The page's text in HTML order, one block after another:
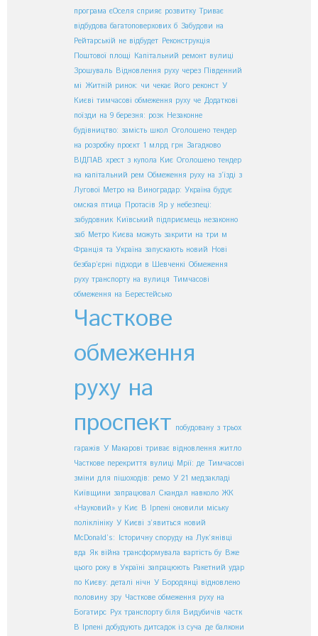
програма єОселя сприяє розвитку Триває
відбудова багатоповерхових б Забудови на
Рейтарській не відбудет Реконструкція
Поштової площі Капітальний ремонт вулиці
Зрошуваль Відновлення руху через Південний
мі Житній ринок: чи чекає його реконст У
Києві тимчасові обмеження руху че Додаткові
поїзди на 9 березня: розк Незаконне
будівництво: замість школ Оголошено тендер
на розробку проєкт 1 млрд грн Загадково
ВІДПАВ хрест з купола Киє Оголошено тендер
на капітальний рем Обмеження руху на з’їзді з
Лугової Метро на Виноградар: Україна будує
омская птица Протасів Яр у небезпеці:
забудовник Київський підприємець незаконно
заб Метро Києва можуть закрити на три м
Франція та Україна запускають новий Нові
безбар’єрні підходи в Шевченкі Обмеження
руху транспорту на вулиця Тимчасові
обмеження на Берестейсько
Часткове
обмеження
руху на
проспект побудовану з трьох
гаражів У Макарові триває відновлення житло
Часткове перекриття вулиці Мрії: де Тимчасові
зміни для пішоходів: ремо У 21 медзакладі
Київщини запрацювал Скандал навколо ЖК
«Науковий» у Киє В Ірпені оновили міську
поліклініку У Києві з’явиться новий
McDonald’s: Історичну споруду на Лук’янівці
вда Як війна трансформувала вартість бу Вже
цього року в Україні запрацюють Ракетний удар
по Києву: деталі нічн У Бородянці відновлено
половину зру Часткове обмеження руху на
Богатирс Рух транспорту біля Видубичів частк
В Ірпені добудують дитсадок із суча де балкони